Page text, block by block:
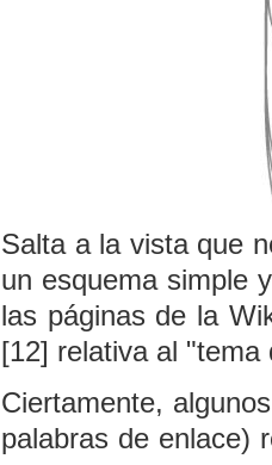
Salta a la vista que
un esquema simple
las páginas de la
[12] relativa al "tema
Ciertamente,
palabras de enlace)